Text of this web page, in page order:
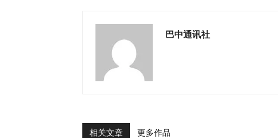
巴中通讯社
相关文章 更多作品